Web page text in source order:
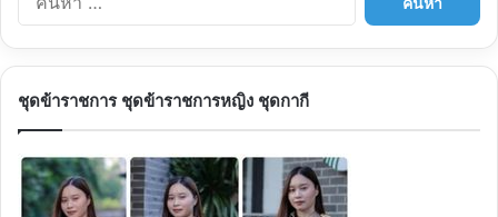
ชุดข้าราชการ ชุดข้าราชการหญิง ชุดกากี